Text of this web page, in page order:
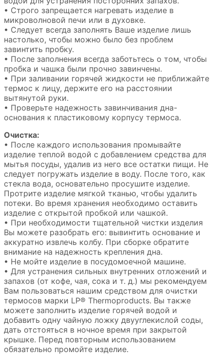
• Строго запрещается нагревать изделие в
микроволновой печи или в духовке.
• Следует всегда заполнять Ваше изделие лишь
настолько, чтобы можно было без проблем
завинтить пробку.
• После заполнения всегда заботьтесь о том, чтобы
пробка и чашка были прочно завинчены.
• При заливании горячей жидкости не приближайте
термос к лицу, держите его на расстоянии
вытянутой руки.
• Проверьте надежность завинчивания дна-
основания к пластиковому корпусу термоса.
Очистка:
• После каждого использования промывайте
изделие теплой водой с добавлением средства для
мытья посуды, удалив из него все остатки пищи. Не
следует погружать изделие в воду. После того, как
стекла вода, основательно просушите изделие.
Протрите изделие мягкой тканью, чтобы удалить
потеки. Во время хранения необходимо оставить
изделие с открытой пробкой или чашкой.
• При необходимости тщательной чистки изделия
Вы можете разобрать его: вывинтить основание и
аккуратно извлечь колбу. При сборке обратите
внимание на надежность крепления дна.
• Не мойте изделие в посудомоечной машине.
• Для устранения сильных внутренних отложений и
запахов (от кофе, чая, сока и т. д.) мы рекомендуем
Вам пользоваться нашим средством для очистки
термосов марки LP® Thermoproducts. Вы также
можете заполнить изделие горячей водой и
добавить одну чайную ложку двууглекислой соды,
дать отстояться в ночное время при закрытой
крышке. Перед повторным использованием
обязательно промойте изделие.